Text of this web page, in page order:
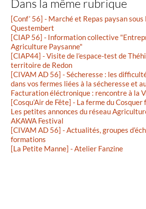
Dans la même rubrique
[Conf’ 56] - Marché et Repas paysan
Questembert
[CIAP 56] - Information collective
Agriculture Paysanne"
[CIAP44] - Visite de l’espace-test de
territoire de Redon
[CIVAM AD 56] - Sécheresse : les
dans vos fermes liées à la sécheresse et
Facturation éléctronique : rencontre à la
[Cosqu’Air de Fête] - La ferme du
Les petites annonces du réseau
AKAWA Festival
[CIVAM AD 56] - Actualités, groupes
formations
[La Petite Manne] - Atelier Fanzine